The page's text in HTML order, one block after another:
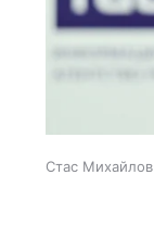
Стас Михайлов